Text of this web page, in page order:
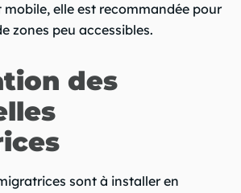
elle est recommandée pour
zones peu accessibles.
des
sont à installer en